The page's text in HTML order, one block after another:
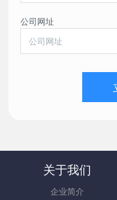
公司网址
关于我们
企业简介